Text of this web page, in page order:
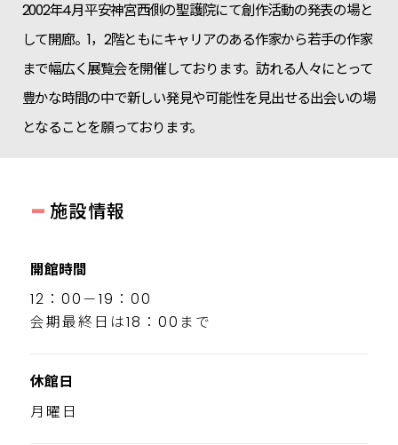
2002年4月平安神宮西側の聖護院にて創作活動の発表の場と
して開廊。1，2階ともにキャリアのある作家から若手の作家
まで幅広く展覧会を開催しております。訪れる人々にとって
豊かな時間の中で新しい発見や可能性を見出せる出会いの場
となることを願っております。
- 施設情報
開館時間
12：00－19：00
会期最終日は18：00まで
休館日
月曜日